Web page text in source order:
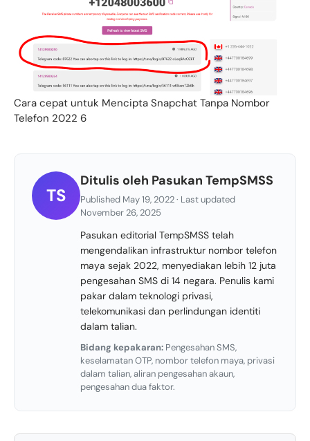
Cara cepat untuk Mencipta Snapchat Tanpa Nombor
Telefon 2022 6
TS
Ditulis oleh Pasukan TempSMSS
Published May 19, 2022 · Last updated
November 26, 2025
Pasukan editorial TempSMSS telah
mengendalikan infrastruktur nombor telefon
maya sejak 2022, menyediakan lebih 12 juta
pengesahan SMS di 14 negara. Penulis kami
pakar dalam teknologi privasi,
telekomunikasi dan perlindungan identiti
dalam talian.
Bidang kepakaran: Pengesahan SMS,
keselamatan OTP, nombor telefon maya, privasi
dalam talian, aliran pengesahan akaun,
pengesahan dua faktor.